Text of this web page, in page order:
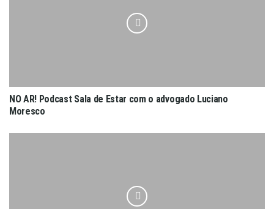
NO AR! Podcast Sala de Estar com o advogado Luciano
Moresco